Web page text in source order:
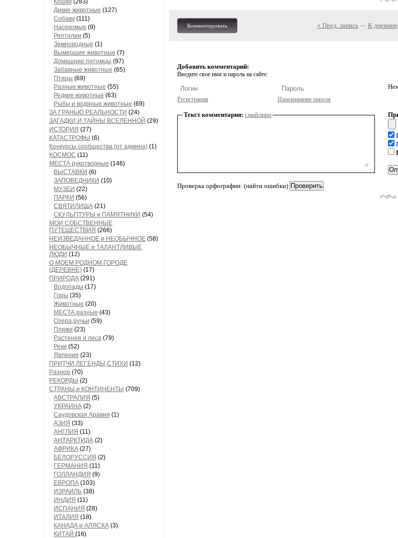
Кошки (283)
Дикие животные (127)
Собаки (111)
Насекомые (9)
Рептилии (5)
Земноводные (1)
Вымершие животные (7)
Домашние питомцы (97)
Забавные животные (65)
Птицы (69)
Разные животные (55)
Редкие животные (63)
Рыбы и водяные животные (69)
ЗА ГРАНЬЮ РЕАЛЬНОСТИ (24)
ЗАГАДКИ И ТАЙНЫ ВСЕЛЕННОЙ (29)
ИСТОРИЯ (27)
КАТАСТРОФЫ (6)
Конкурсы сообщества (от админа) (1)
КОСМОС (11)
МЕСТА рукотворные (146)
ВЫСТАВКИ (6)
ЗАПОВЕДНИКИ (10)
МУЗЕИ (22)
ПАРКИ (56)
СВЯТИЛИЩА (21)
СКУЛЬПТУРЫ и ПАМЯТНИКИ (54)
МОИ СОБСТВЕННЫЕ
ПУТЕШЕСТВИЯ (266)
НЕИЗВЕДАННОЕ и НЕОБЫЧНОЕ (58)
НЕОБЫЧНЫЕ и ТАЛАНТЛИВЫЕ
ЛЮДИ (12)
О МОЕМ РОДНОМ ГОРОДЕ
(ДЕРЕВНЕ) (17)
ПРИРОДА (291)
Водопады (17)
Горы (35)
Животные (20)
МЕСТА разные (43)
Озера,ручьи (59)
Пляжи (23)
Растения и леса (79)
Реки (52)
Явления (23)
ПРИТЧИ,ЛЕГЕНДЫ,СТИХИ (12)
Разное (70)
РЕКОРДЫ (2)
СТРАНЫ и КОНТИНЕНТЫ (709)
АВСТРАЛИЯ (5)
УКРАИНА (2)
Саудовская Аравия (1)
АЗИЯ (33)
АНГЛИЯ (11)
АНТАРКТИДА (2)
АФРИКА (27)
БЕЛОРУССИЯ (2)
ГЕРМАНИЯ (11)
ГОЛЛАНДИЯ (9)
ЕВРОПА (103)
ИЗРАИЛЬ (38)
ИНДИЯ (11)
ИСПАНИЯ (28)
ИТАЛИЯ (18)
КАНАДА и АЛЯСКА (3)
КИТАЙ (16)
Комментировать « Пред. запись— К
Добавить комментарий:
Введите свое имя и пароль на сайте:
Регистрация Напоминание пароля
Текст комментария: смайлики
Проверка орфографии: (найти ошибки)